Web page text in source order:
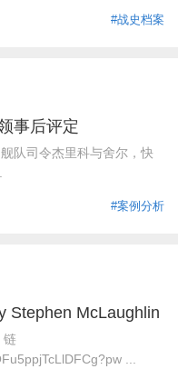
#战史档案
事后评定
队司令杰里科与舍尔，快
#案例分析
Stephen McLaughlin
链
...